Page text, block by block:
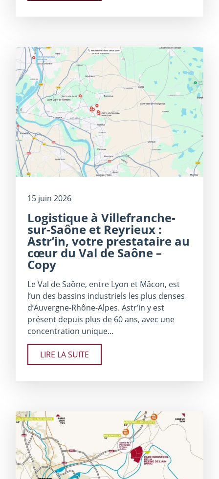
15 juin 2026
Logistique à Villefranche-
sur-Saône et Reyrieux :
Astr’in, votre prestataire au
cœur du Val de Saône –
Copy
Le Val de Saône, entre Lyon et Mâcon, est
l’un des bassins industriels les plus denses
d’Auvergne-Rhône-Alpes. Astr’in y est
présent depuis plus de 60 ans, avec une
concentration unique…
LIRE LA SUITE